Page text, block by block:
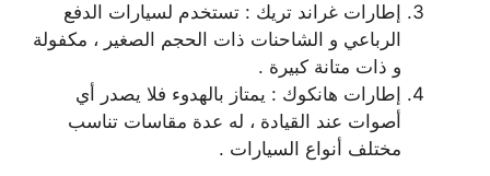
إطارات غراند تريك : تستخدم لسيارات الدفع
الرباعي و الشاحنات ذات الحجم الصغير ، مكفولة
و ذات متانة كبيرة .
إطارات هانكوك : يمتاز بالهدوء فلا يصدر أي
أصوات عند القيادة ، له عدة مقاسات تناسب
مختلف أنواع السيارات .